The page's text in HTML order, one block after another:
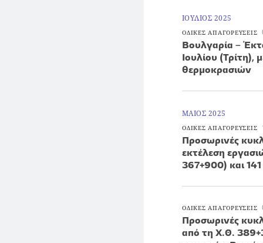
ΙΟΥΛΙΟΣ 2025
ΟΔΙΚΕΣ ΑΠΑΓΟΡΕΥΣΕΙΣ
Βουλγαρία –
Ιουλίου
θερμοκρασιών
ΜΑΙΟΣ 2025
ΟΔΙΚΕΣ ΑΠΑΓΟΡΕΥΣΕΙΣ
Προσωρινές
εκτέλεση
367+900) και
ΟΔΙΚΕΣ ΑΠΑΓΟΡΕΥΣΕΙΣ
Προσωρινές
από τη Χ.Θ.